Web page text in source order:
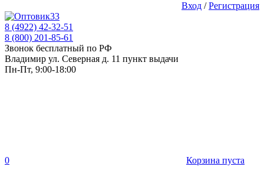
Вход /Регистрация
8 (4922) 42-32-51
8 (800) 201-85-61
Звонок бесплатный по РФ
Владимир ул. Северная д. 11 пункт выдачи
Пн-Пт, 9:00-18:00
0 Корзина пуста